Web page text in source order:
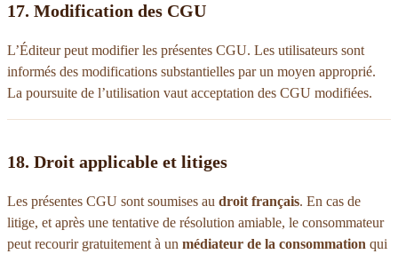
17. Modification des CGU
L’Éditeur peut modifier les présentes CGU. Les utilisateurs sont
informés des modifications substantielles par un moyen approprié.
La poursuite de l’utilisation vaut acceptation des CGU modifiées.
18. Droit applicable et litiges
Les présentes CGU sont soumises au droit français. En cas de
litige, et après une tentative de résolution amiable, le consommateur
peut recourir gratuitement à un médiateur de la consommation qui